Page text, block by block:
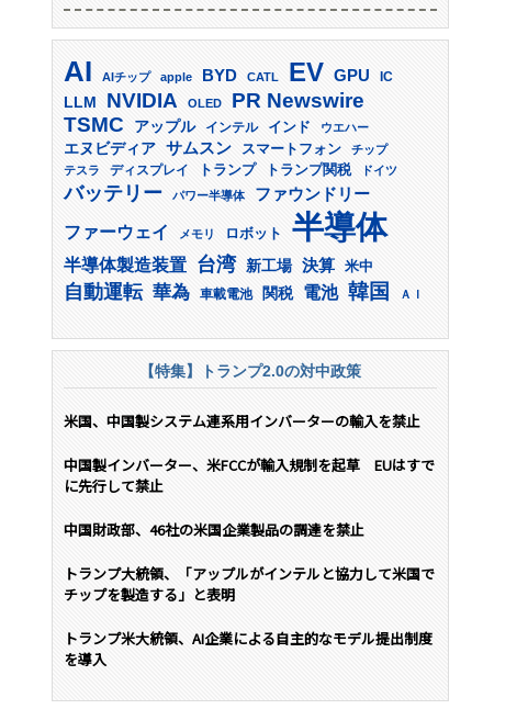
AI AIチップ apple BYD CATL EV GPU IC
LLM NVIDIA OLED PR Newswire
TSMC アップル インテル インド ウエハー
エヌビディア サムスン スマートフォン
チップ
テスラ
ディスプレイ トランプ トランプ関税 ドイツ
バッテリー パワー半導体 ファウンドリー
ファーウェイ メモリ ロボット 半導体
半導体製造装置 台湾 新工場 決算 米中
自動運転 華為 車載電池 関税 電池 韓国 ＡＩ
【特集】トランプ2.0の対中政策
米国、中国製システム連系用インバーターの輸入を禁止
中国製インバーター、米FCCが輸入規制を起草 EUはすで
に先行して禁止
中国財政部、46社の米国企業製品の調達を禁止
トランプ大統領、「アップルがインテルと協力して米国で
チップを製造する」と表明
トランプ米大統領、AI企業による自主的なモデル提出制度
を導入